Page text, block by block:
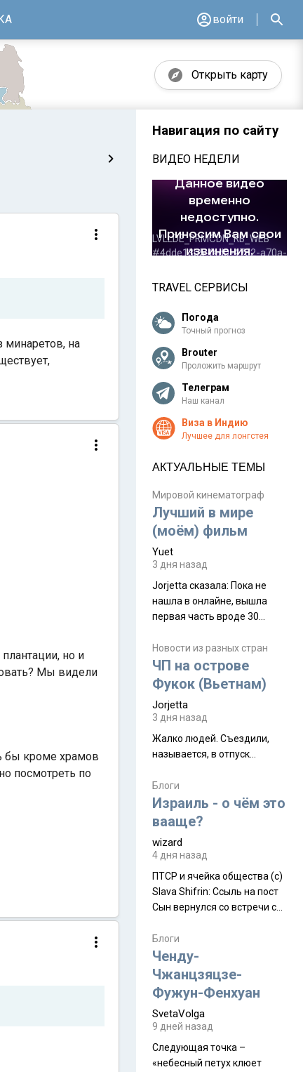
войти
Открыть карту
минаретов, на
но и
Мы видели
бы кроме храмов
посмотреть по
Навигация по сайту
ВИДЕО НЕДЕЛИ
TRAVEL СЕРВИСЫ
Погода
Точный прогноз
Brouter
Проложить маршрут
Телеграм
Наш канал
Виза в Индию
Лучшее для лонгстея
АКТУАЛЬНЫЕ ТЕМЫ
Мировой кинематограф
Лучший в мире
(моём) фильм
Yuet
3 дня назад
Jorjetta сказалa: Пока не
нашла в онлайне, вышла
первая часть вроде 30
Дивали 8 ноября.
Новости из разных стран
ЧП на острове
Фукок (Вьетнам)
Jorjetta
3 дня назад
Жалко людей. Съездили,
называется, в отпуск...
Блоги
Израиль - о чём это
вааще?
wizard
4 дня назад
ПТСР и ячейка общества (с)
Slava Shifrin: Ссыль на пост
Сын вернулся со встречи с
уже, как демобилизовались,
а продолжают встречаться
почти каждую неделю) и с
порога сообщил: "Эйтан
разводится!" Эйтан -
мальчик из религиозной
семьи, из тех, кого называют
"вязаные кипы". С 2022-го
Блоги
Ченду-
Чжанцзяцзе-
Фужун-Фенхуан
SvetaVolga
9 дней назад
Следующая точка –
«небесный петух клюет